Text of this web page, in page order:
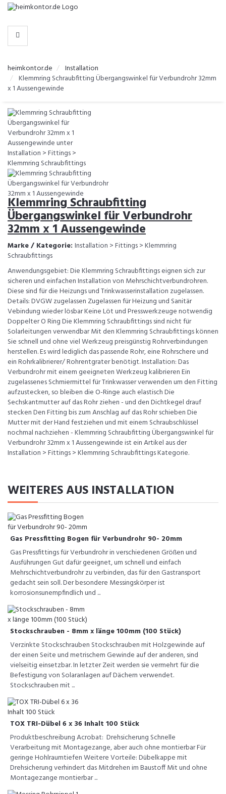
-
KATEGORIEN
heimkontor.de
Installation
Klemmring Schraubfitting Übergangswinkel für Verbundrohr 32mm
x 1 Aussengewinde
Klemmring Schraubfitting
Übergangswinkel für Verbundrohr
32mm x 1 Aussengewinde
Marke / Kategorie: Installation > Fittings > Klemmring
Schraubfittings
Anwendungsgebiet: Die Klemmring Schraubfittings eignen sich zur
sicheren und einfachen Installation von Mehrschichtverbundrohren.
Diese sind für die Heizungs und Trinkwasserinstallation zugelassen.
Details: DVGW zugelassen Zugelassen für Heizung und Sanitär
Vebindung wieder lösbar Keine Löt und Presswerkzeuge notwendig
Doppelter O Ring Die Klemmring Schraubfittings sind nicht für
Solarleitungen verwendbar Mit den Klemmring Schraubfittings können
Sie schnell und ohne viel Werkzeug preisgünstig Rohrverbindungen
herstellen. Es wird lediglich das passende Rohr, eine Rohrschere und
ein Rohrkalibrierer/ Rohrentgrater benötigt. Installation: Das
Verbundrohr mit einem geeigneten Werkzeug kalibrieren Ein
zugelassenes Schmiermittel für Trinkwasser verwenden um den Fitting
aufzustecken, so bleiben die O-Ringe auch elastisch Die
Sechskantmutter auf das Rohr ziehen - und den Dichtkegel drauf
stecken Den Fitting bis zum Anschlag auf das Rohr schieben Die
Mutter mit der Hand festziehen und mit einem Schraubschlüssel
nochmal nachziehen - Klemmring Schraubfitting Übergangswinkel für
Verbundrohr 32mm x 1 Aussengewinde ist ein Artikel aus der
Installation > Fittings > Klemmring Schraubfittings Kategorie.
WEITERES AUS INSTALLATION
Gas Pressfitting Bogen für Verbundrohr 90- 20mm
Gas Pressfittings für Verbundrohr in verschiedenen Größen und
Ausführungen Gut dafür geeignet, um schnell und einfach
Mehrschichtverbundrohr zu verbinden, das für den Gastransport
gedacht sein soll. Der besondere Messingskörper ist
korrosionsunempfindlich und ...
Stockschrauben - 8mm x länge 100mm (100 Stück)
Verzinkte Stockschrauben Stockschrauben mit Holzgewinde auf
der einen Seite und metrischem Gewinde auf der anderen, sind
vielseitig einsetzbar. In letzter Zeit werden sie vermehrt für die
Befestigung von Solaranlagen auf Dächern verwendet.
Stockschrauben mit ...
TOX TRI-Dübel 6 x 36 Inhalt 100 Stück
Produktbeschreibung Acrobat: Drehsicherung Schnelle
Verarbeitung mit Montagezange, aber auch ohne montierbar Für
geringe Hohlraumtiefen Weitere Vorteile: Dübelkappe mit
Drehsicherung verhindert das Mitdrehen im Baustoff Mit und ohne
Montagezange montierbar ...